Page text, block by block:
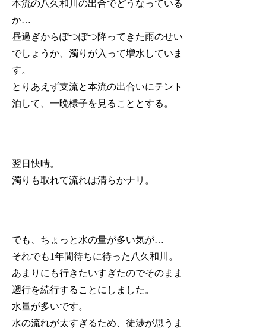
本流の八久和川の出合でどうなっている
か…
昼過ぎからぽつぽつ降ってきた雨のせい
でしょうか、濁りが入って増水していま
す。
とりあえず支流と本流の出合いにテント
泊して、一晩様子を見ることとする。
翌日快晴。
濁りも取れて流れは清らかナリ。
でも、ちょっと水の量が多い気が…
それでも1年間待ちに待った八久和川。
あまりにも行きたいすぎたのでそのまま
遡行を続行することにしました。
水量が多いです。
水の流れが太すぎるため、徒渉が思うま